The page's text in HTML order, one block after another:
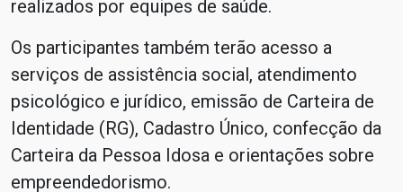
realizados por equipes de saúde.
Os participantes também terão acesso a
serviços de assistência social, atendimento
psicológico e jurídico, emissão de Carteira de
Identidade (RG), Cadastro Único, confecção da
Carteira da Pessoa Idosa e orientações sobre
empreendedorismo.